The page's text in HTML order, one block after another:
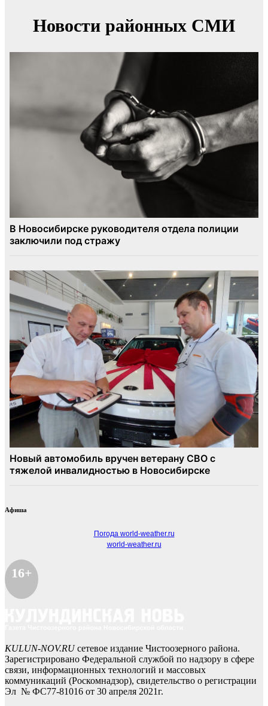
Афиша
Погода world-weather.ru
world-weather.ru
16+
KULUN-NOV.RUсетевое издание Чистоозерного района.
Зарегистрировано Федеральной службой по надзору в сфере
связи, информационных технологий и массовых
коммуникаций (Роскомнадзор), свидетельство о регистрации
Эл № ФС77-81016 от 30 апреля 2021г.